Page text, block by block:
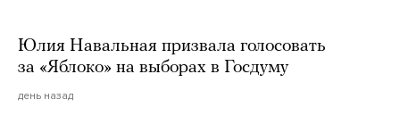
Юлия Навальная призвала голосовать
за «Яблоко» на выборах в Госдуму
день назад